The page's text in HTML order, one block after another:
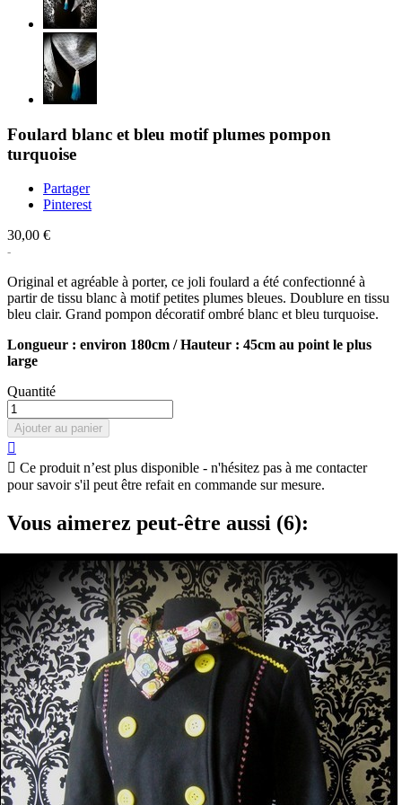
Foulard blanc et bleu motif plumes pompon
turquoise
Partager
Pinterest
30,00 €
Original et agréable à porter, ce joli foulard a été confectionné à
partir de tissu blanc à motif petites plumes bleues. Doublure en tissu
bleu clair. Grand pompon décoratif ombré blanc et bleu turquoise.
Longueur : environ 180cm / Hauteur : 45cm au point le plus
large
Quantité
Ajouter au panier

 Ce produit n’est plus disponible - n'hésitez pas à me contacter
pour savoir s'il peut être refait en commande sur mesure.
Vous aimerez peut-être aussi (6):